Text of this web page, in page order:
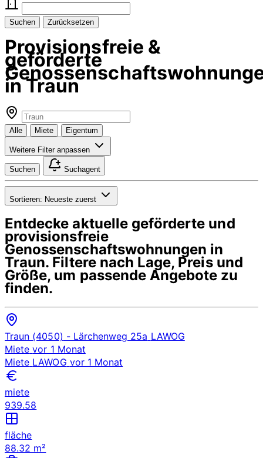
Suchen Zurücksetzen
Provisionsfreie &
geförderte
in Traun
Alle Miete Eigentum
Weitere Filter anpassen
Suchen Suchagent
Sortieren: Neueste zuerst
Entdecke aktuelle geförderte und
provisionsfreie
Genossenschaftswohnungen in
Traun. Filtere nach Lage, Preis und
Größe, um passende Angebote zu
finden.
Traun (4050) - Lärchenweg 25a LAWOG
Miete vor 1 Monat
Miete LAWOG vor 1 Monat
miete
939.58
fläche
88.32 m²